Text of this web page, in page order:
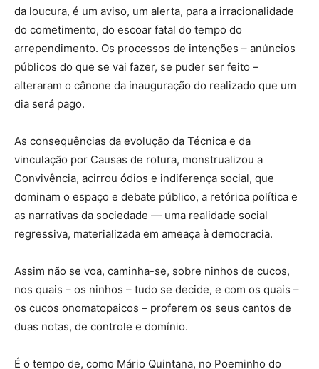
da loucura, é um aviso, um alerta, para a irracionalidade
do cometimento, do escoar fatal do tempo do
arrependimento. Os processos de intenções – anúncios
públicos do que se vai fazer, se puder ser feito –
alteraram o cânone da inauguração do realizado que um
dia será pago.
As consequências da evolução da Técnica e da
vinculação por Causas de rotura, monstrualizou a
Convivência, acirrou ódios e indiferença social, que
dominam o espaço e debate público, a retórica política e
as narrativas da sociedade — uma realidade social
regressiva, materializada em ameaça à democracia.
Assim não se voa, caminha-se, sobre ninhos de cucos,
nos quais – os ninhos – tudo se decide, e com os quais –
os cucos onomatopaicos – proferem os seus cantos de
duas notas, de controle e domínio.
É o tempo de, como Mário Quintana, no Poeminho do